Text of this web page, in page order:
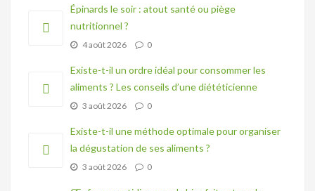
Épinards le soir : atout santé ou piège
nutritionnel ?
4 août 2026 0
Existe-t-il un ordre idéal pour consommer les
aliments ? Les conseils d’une diététicienne
3 août 2026 0
Existe-t-il une méthode optimale pour organiser
la dégustation de ses aliments ?
3 août 2026 0